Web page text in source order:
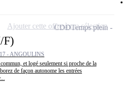
F)
17 - ANGOULINS
et logé seulement si proche de la
de façon autonome les entrées
CDDTemps plein
Ajouter cette offre à ma sélection